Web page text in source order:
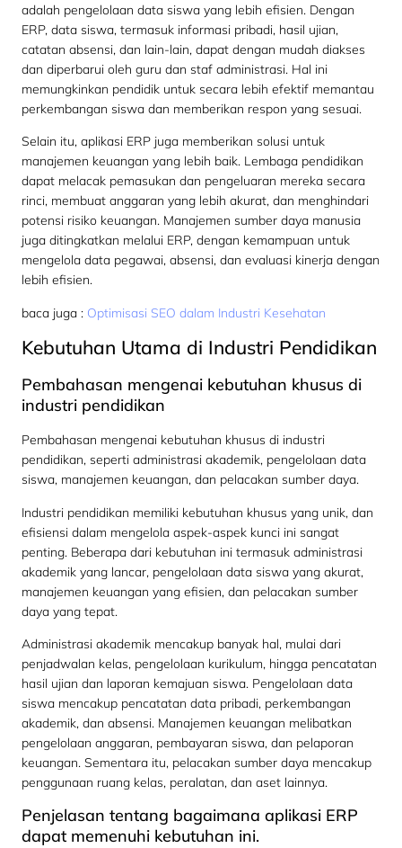
adalah pengelolaan data siswa yang lebih efisien. Dengan
ERP, data siswa, termasuk informasi pribadi, hasil ujian,
catatan absensi, dan lain-lain, dapat dengan mudah diakses
dan diperbarui oleh guru dan staf administrasi. Hal ini
memungkinkan pendidik untuk secara lebih efektif memantau
perkembangan siswa dan memberikan respon yang sesuai.
Selain itu, aplikasi ERP juga memberikan solusi untuk
manajemen keuangan yang lebih baik. Lembaga pendidikan
dapat melacak pemasukan dan pengeluaran mereka secara
rinci, membuat anggaran yang lebih akurat, dan menghindari
potensi risiko keuangan. Manajemen sumber daya manusia
juga ditingkatkan melalui ERP, dengan kemampuan untuk
mengelola data pegawai, absensi, dan evaluasi kinerja dengan
lebih efisien.
baca juga : Optimisasi SEO dalam Industri Kesehatan
Kebutuhan Utama di Industri Pendidikan
Pembahasan mengenai kebutuhan khusus di
industri pendidikan
Pembahasan mengenai kebutuhan khusus di industri
pendidikan, seperti administrasi akademik, pengelolaan data
siswa, manajemen keuangan, dan pelacakan sumber daya.
Industri pendidikan memiliki kebutuhan khusus yang unik, dan
efisiensi dalam mengelola aspek-aspek kunci ini sangat
penting. Beberapa dari kebutuhan ini termasuk administrasi
akademik yang lancar, pengelolaan data siswa yang akurat,
manajemen keuangan yang efisien, dan pelacakan sumber
daya yang tepat.
Administrasi akademik mencakup banyak hal, mulai dari
penjadwalan kelas, pengelolaan kurikulum, hingga pencatatan
hasil ujian dan laporan kemajuan siswa. Pengelolaan data
siswa mencakup pencatatan data pribadi, perkembangan
akademik, dan absensi. Manajemen keuangan melibatkan
pengelolaan anggaran, pembayaran siswa, dan pelaporan
keuangan. Sementara itu, pelacakan sumber daya mencakup
penggunaan ruang kelas, peralatan, dan aset lainnya.
Penjelasan tentang bagaimana aplikasi ERP
dapat memenuhi kebutuhan ini.